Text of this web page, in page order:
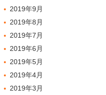
2019年9月
2019年8月
2019年7月
2019年6月
2019年5月
2019年4月
2019年3月